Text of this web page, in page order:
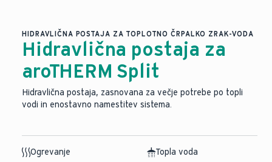
HIDRAVLIČNA POSTAJA ZA TOPLOTNO ČRPALKO ZRAK-VODA
Hidravlična postaja za
aroTHERM Split
Hidravlična postaja, zasnovana za večje potrebe po topli
vodi in enostavno namestitev sistema.
Ogrevanje
Topla voda